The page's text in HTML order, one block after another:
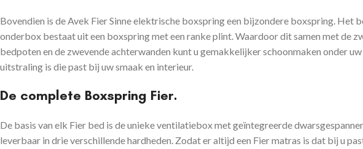
Bovendien is de Avek Fier Sinne elektrische boxspring een bijzondere boxspring. Het
onderbox bestaat uit een boxspring met een ranke plint. Waardoor dit samen met de
bedpoten en de zwevende achterwanden kunt u gemakkelijker schoonmaken onder
uitstraling is die past bij uw smaak en interieur.
De complete Boxspring Fier.
De basis van elk Fier bed is de unieke ventilatiebox met geïntegreerde
leverbaar in drie verschillende hardheden. Zodat er altijd een Fier matras is dat bij u